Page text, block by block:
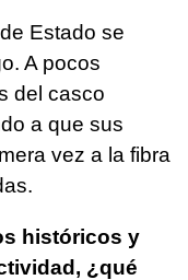
Estado se
A pocos
del casco
a que sus
vez a la fibra
históricos y
¿qué